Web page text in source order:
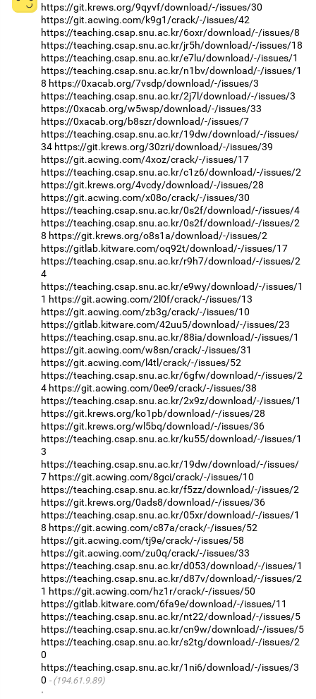
https://git.krews.org/9qyvf/download/-/issues/30
https://git.acwing.com/k9g1/crack/-/issues/42
https://teaching.csap.snu.ac.kr/6oxr/download/-/issues/8
https://teaching.csap.snu.ac.kr/jr5h/download/-/issues/18
https://teaching.csap.snu.ac.kr/e7lu/download/-/issues/1
https://teaching.csap.snu.ac.kr/n1bv/download/-/issues/1
8 https://0xacab.org/7vsdp/download/-/issues/3
https://teaching.csap.snu.ac.kr/2j7l/download/-/issues/3
https://0xacab.org/w5wsp/download/-/issues/33
https://0xacab.org/b8szr/download/-/issues/7
https://teaching.csap.snu.ac.kr/19dw/download/-/issues/
34 https://git.krews.org/30zri/download/-/issues/39
https://git.acwing.com/4xoz/crack/-/issues/17
https://teaching.csap.snu.ac.kr/c1z6/download/-/issues/2
https://git.krews.org/4vcdy/download/-/issues/28
https://git.acwing.com/x08o/crack/-/issues/30
https://teaching.csap.snu.ac.kr/0s2f/download/-/issues/4
https://teaching.csap.snu.ac.kr/0s2f/download/-/issues/2
8 https://git.krews.org/o8s1a/download/-/issues/2
https://gitlab.kitware.com/oq92t/download/-/issues/17
https://teaching.csap.snu.ac.kr/r9h7/download/-/issues/2
4
https://teaching.csap.snu.ac.kr/e9wy/download/-/issues/1
1 https://git.acwing.com/2l0f/crack/-/issues/13
https://git.acwing.com/zb3g/crack/-/issues/10
https://gitlab.kitware.com/42uu5/download/-/issues/23
https://teaching.csap.snu.ac.kr/88ia/download/-/issues/1
https://git.acwing.com/w8sn/crack/-/issues/31
https://git.acwing.com/l4tl/crack/-/issues/52
https://teaching.csap.snu.ac.kr/6gfw/download/-/issues/2
4 https://git.acwing.com/0ee9/crack/-/issues/38
https://teaching.csap.snu.ac.kr/2x9z/download/-/issues/1
https://git.krews.org/ko1pb/download/-/issues/28
https://git.krews.org/wl5bq/download/-/issues/36
https://teaching.csap.snu.ac.kr/ku55/download/-/issues/1
3
https://teaching.csap.snu.ac.kr/19dw/download/-/issues/
7 https://git.acwing.com/8gci/crack/-/issues/10
https://teaching.csap.snu.ac.kr/f5zz/download/-/issues/2
https://git.krews.org/0ads8/download/-/issues/36
https://teaching.csap.snu.ac.kr/05xr/download/-/issues/1
8 https://git.acwing.com/c87a/crack/-/issues/52
https://git.acwing.com/tj9e/crack/-/issues/58
https://git.acwing.com/zu0q/crack/-/issues/33
https://teaching.csap.snu.ac.kr/d053/download/-/issues/1
https://teaching.csap.snu.ac.kr/d87v/download/-/issues/2
1 https://git.acwing.com/hz1r/crack/-/issues/50
https://gitlab.kitware.com/6fa9e/download/-/issues/11
https://teaching.csap.snu.ac.kr/nt22/download/-/issues/5
https://teaching.csap.snu.ac.kr/cn9w/download/-/issues/5
https://teaching.csap.snu.ac.kr/s2tg/download/-/issues/2
0
https://teaching.csap.snu.ac.kr/1ni6/download/-/issues/3
0
(194.61.9.89)
·